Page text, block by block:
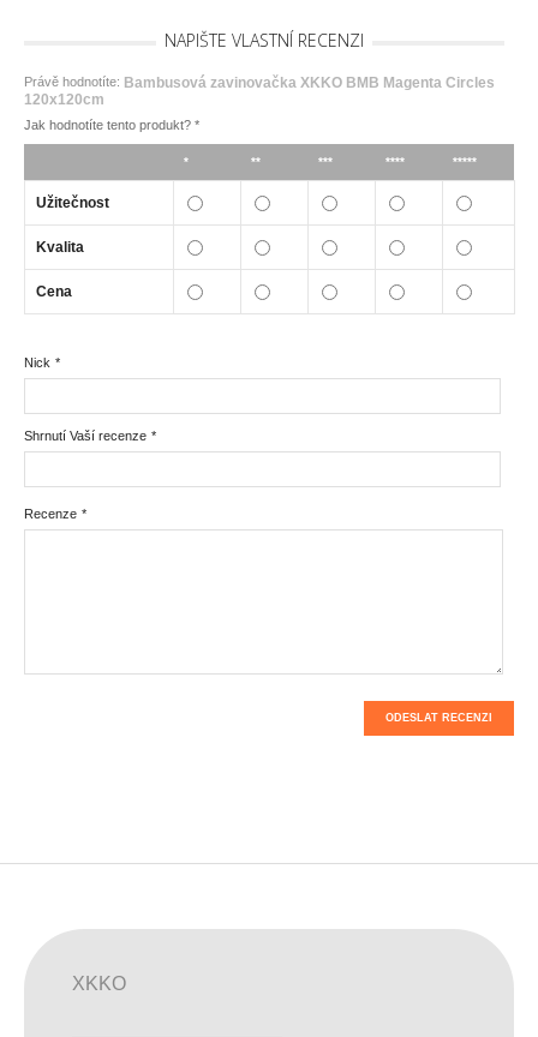
NAPIŠTE VLASTNÍ RECENZI
Právě hodnotíte: Bambusová zavinovačka XKKO BMB Magenta Circles
120x120cm
Jak hodnotíte tento produkt? *
* ** *** **** *****
Užitečnost
Kvalita
Cena
*
Nick
*
Shrnutí Vaší recenze
*
Recenze
ODESLAT RECENZI
XKKO